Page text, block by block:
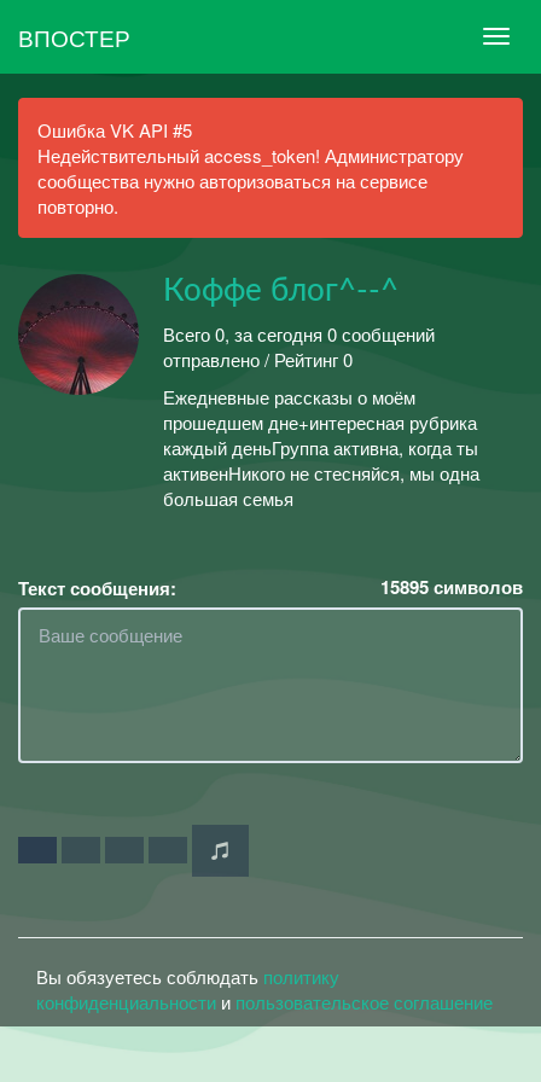
ВПОСТЕР
Ошибка VK API #5
Недействительный access_token! Администратору
сообщества нужно авторизоваться на сервисе
повторно.
Коффе блог^--^
Всего 0, за сегодня 0 сообщений
отправлено / Рейтинг 0
Ежедневные рассказы о моём
прошедшем дне+интересная рубрика
каждый деньГруппа активна, когда ты
активенНикого не стесняйся, мы одна
большая семья
Текст сообщения: 15895символов
Вы обязуетесь соблюдать политику
конфиденциальности и пользовательское соглашение